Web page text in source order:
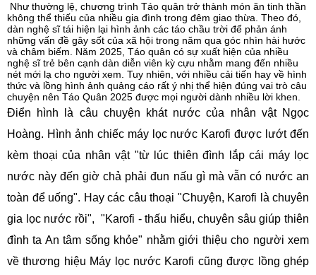
Như thường lệ, chương trình Táo quân trở thành món ăn tinh thần
không thể thiếu của nhiều gia đình trong đêm giao thừa. Theo đó,
dàn nghệ sĩ tái hiện lại hình ảnh các táo chầu trời để phản ánh
những vấn đề gây sốt của xã hội trong năm qua góc nhìn hài hước
và châm biếm. Năm 2025, Táo quân có sự xuất hiện của nhiều
nghệ sĩ trẻ bên cạnh dàn diễn viên kỳ cựu nhằm mang đến nhiều
nét mới lạ cho người xem. Tuy nhiên, với nhiều cải tiến hay về hình
thức và lồng hình ảnh quảng cáo rất ý nhị thể hiện đúng vai trò câu
chuyện nên Táo Quân 2025 được mọi người dành nhiều lời khen.
Điển hình là câu chuyện khát nước của nhân vật Ngọc
Hoàng. Hình ảnh chiếc máy lọc nước Karofi được lướt đến
kèm thoại của nhân vật "từ lúc thiên đình lắp cái máy lọc
nước này đến giờ chả phải đun nấu gì mà vẫn có nước an
toàn để uống". Hay các câu thoại "Chuyện, Karofi là chuyên
gia lọc nước rồi", "Karofi - thấu hiểu, chuyên sâu giúp thiên
đình ta An tâm sống khỏe" nhằm giới thiệu cho người xem
về thương hiệu Máy lọc nước Karofi cũng được lồng ghép